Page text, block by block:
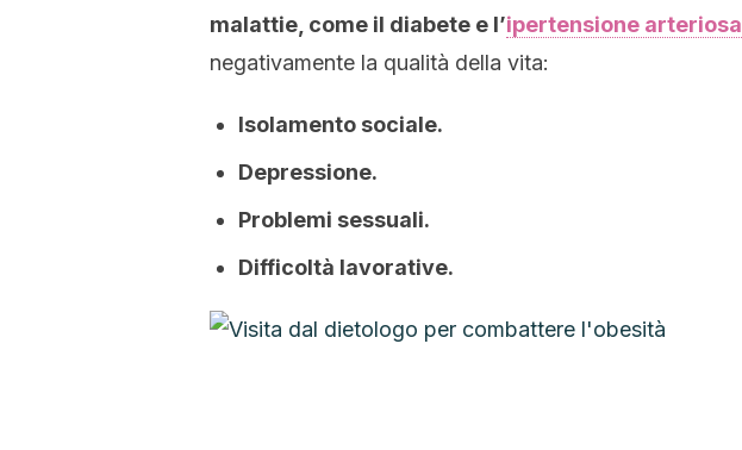
malattie, come il diabete e l’ipertensione arteriosa
negativamente la qualità della vita:
Isolamento sociale.
Depressione.
Problemi sessuali.
Difficoltà lavorative.